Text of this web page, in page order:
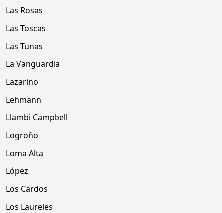
Las Rosas
Las Toscas
Las Tunas
La Vanguardia
Lazarino
Lehmann
Llambi Campbell
Logroño
Loma Alta
López
Los Cardos
Los Laureles